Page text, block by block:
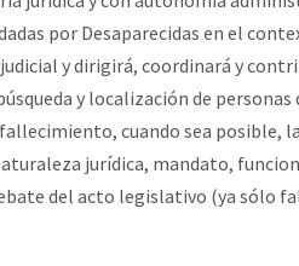
por Desaparecidas en el
y dirigirá, coordinará y
y localización de personas
fallecimiento, cuando sea posible,
jurídica, mandato,
del acto legislativo (ya sólo